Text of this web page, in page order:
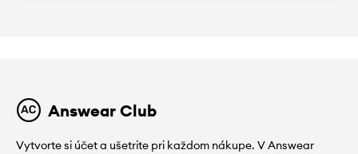
Answear Club
Vytvorte si účet a ušetrite pri každom nákupe. V Answear